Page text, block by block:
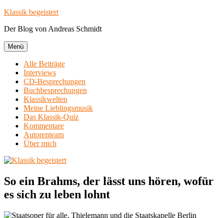
Zum
springen
Klassik begeistert
Der Blog von Andreas Schmidt
Menü
Alle Beiträge
Interviews
CD-Besprechungen
Buchbesprechungen
Klassikwelten
Meine Lieblingsmusik
Das Klassik-Quiz
Kommentare
Autorenteam
Über mich
So ein Brahms, der lässt uns hören, wofür
es sich zu leben lohnt